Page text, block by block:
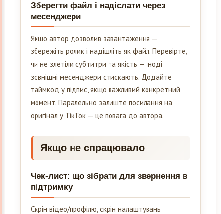
Зберегти файл і надіслати через
месенджери
Якщо автор дозволив завантаження —
збережіть ролик і надішліть як файл. Перевірте,
чи не злетіли субтитри та якість — іноді
зовнішні месенджери стискають. Додайте
таймкод у підпис, якщо важливий конкретний
момент. Паралельно залиште посилання на
оригінал у ТікТок — це повага до автора.
Якщо не спрацювало
Чек-лист: що зібрати для звернення в
підтримку
Скрін відео/профілю, скрін налаштувань